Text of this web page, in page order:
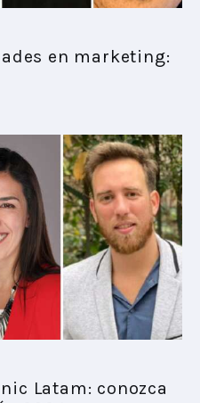
en marketing:
Latam: conozca